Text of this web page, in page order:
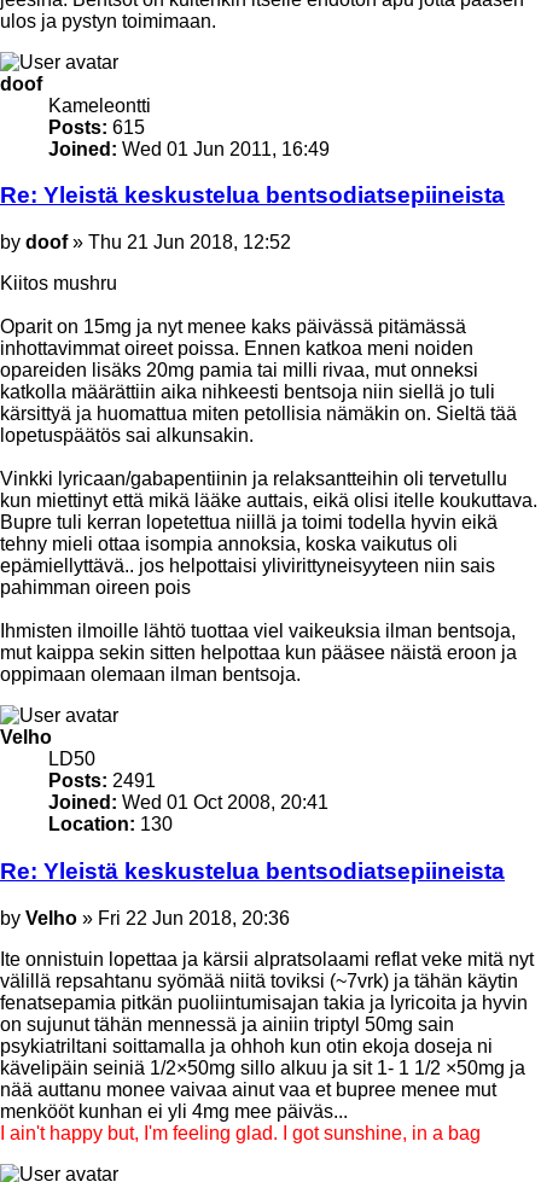
ulos ja pystyn toimimaan.
doof
Kameleontti
Posts: 615
Joined: Wed 01 Jun 2011, 16:49
Re: Yleistä keskustelua bentsodiatsepiineista
Post
by doof» Thu 21 Jun 2018, 12:52
Kiitos mushru
Oparit on 15mg ja nyt menee kaks päivässä pitämässä
inhottavimmat oireet poissa. Ennen katkoa meni noiden
opareiden lisäks 20mg pamia tai milli rivaa, mut onneksi
katkolla määrättiin aika nihkeesti bentsoja niin siellä jo tuli
kärsittyä ja huomattua miten petollisia nämäkin on. Sieltä tää
lopetuspäätös sai alkunsakin.
Vinkki lyricaan/gabapentiinin ja relaksantteihin oli tervetullu
kun miettinyt että mikä lääke auttais, eikä olisi itelle koukuttava.
Bupre tuli kerran lopetettua niillä ja toimi todella hyvin eikä
tehny mieli ottaa isompia annoksia, koska vaikutus oli
epämiellyttävä.. jos helpottaisi ylivirittyneisyyteen niin sais
pahimman oireen pois
Ihmisten ilmoille lähtö tuottaa viel vaikeuksia ilman bentsoja,
mut kaippa sekin sitten helpottaa kun pääsee näistä eroon ja
oppimaan olemaan ilman bentsoja.
Velho
LD50
Posts: 2491
Joined: Wed 01 Oct 2008, 20:41
Location: 130
Re: Yleistä keskustelua bentsodiatsepiineista
Post
by Velho » Fri 22 Jun 2018, 20:36
Ite onnistuin lopettaa ja kärsii alpratsolaami reflat veke mitä nyt
välillä repsahtanu syömää niitä toviksi (~7vrk) ja tähän käytin
fenatsepamia pitkän puoliintumisajan takia ja lyricoita ja hyvin
on sujunut tähän mennessä ja ainiin triptyl 50mg sain
psykiatriltani soittamalla ja ohhoh kun otin ekoja doseja ni
kävelipäin seiniä 1/2×50mg sillo alkuu ja sit 1- 1 1/2 ×50mg ja
nää auttanu monee vaivaa ainut vaa et bupree menee mut
menkööt kunhan ei yli 4mg mee päiväs...
I ain't happy but, I'm feeling glad. I got sunshine, in a bag